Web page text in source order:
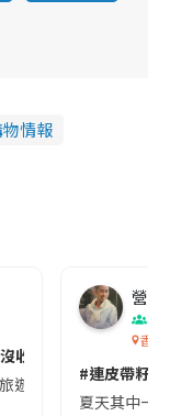
物情報
收😱出發前切記檢查
旅遊的民眾，近期要
營養
香港
#連皮帶籽
夏天其中一